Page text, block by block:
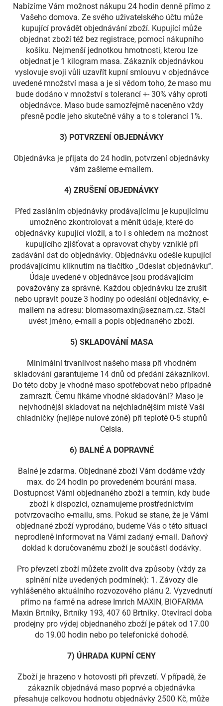
Nabízíme Vám možnost nákupu 24 hodin denně přímo z
Vašeho domova. Ze svého uživatelského účtu může
kupující provádět objednávání zboží. Kupující může
objednat zboží též bez registrace, pomocí nákupního
košíku. Nejmenší jednotkou hmotnosti, kterou lze
objednat je 1 kilogram masa. Zákazník objednávkou
vyslovuje svoji vůli uzavřít kupní smlouvu v objednávce
uvedené množství masa a je si vědom toho, že maso mu
bude dodáno v množství s tolerancí +- 30% váhy oproti
objednávce. Maso bude samozřejmě naceněno vždy
přesně podle jeho skutečné váhy a to s tolerancí 1%.
3) POTVRZENÍ OBJEDNÁVKY
Objednávka je přijata do 24 hodin, potvrzení objednávky
vám zašleme e-mailem.
4) ZRUŠENÍ OBJEDNÁVKY
Před zasláním objednávky prodávajícímu je kupujícímu
umožněno zkontrolovat a měnit údaje, které do
objednávky kupující vložil, a to i s ohledem na možnost
kupujícího zjišťovat a opravovat chyby vzniklé při
zadávání dat do objednávky. Objednávku odešle kupující
prodávajícímu kliknutím na tlačítko „Odeslat objednávku“.
Údaje uvedené v objednávce jsou prodávajícím
považovány za správné. Každou objednávku lze zrušit
nebo upravit pouze 3 hodiny po odeslání objednávky, e-
mailem na adresu: biomasomaxin@seznam.cz. Stačí
uvést jméno, e-mail a popis objednaného zboží.
5) SKLADOVÁNÍ MASA
Minimální trvanlivost našeho masa při vhodném
skladování garantujeme 14 dnů od předání zákazníkovi.
Do této doby je vhodné maso spotřebovat nebo případně
zamrazit. Čemu říkáme vhodné skladování? Maso je
nejvhodnější skladovat na nejchladnějším místě Vaší
chladničky (nejlépe nulové zóně) při teplotě 0-5 stupňů
Celsia.
6) BALNÉ A DOPRAVNÉ
Balné je zdarma. Objednané zboží Vám dodáme vždy
max. do 24 hodin po provedeném bourání masa.
Dostupnost Vámi objednaného zboží a termín, kdy bude
zboží k dispozici, oznamujeme prostřednictvím
potvrzovacího e-mailu, sms. Pokud se stane, že je Vámi
objednané zboží vyprodáno, budeme Vás o této situaci
neprodleně informovat na Vámi zadaný e-mail. Daňový
doklad k doručovanému zboží je součástí dodávky.
Pro převzetí zboží můžete zvolit dva způsoby (vždy za
splnění níže uvedených podmínek): 1. Závozy dle
vyhlášeného aktuálního rozvozového plánu 2. Vyzvednutí
přímo na farmě na adrese Imrich MAXIN, BIOFARMA
Maxin Brtníky, Brtníky 193, 407 60 Brtníky. Otevírací doba
prodejny pro výdej objednaného zboží je pátek od 17.00
do 19.00 hodin nebo po telefonické dohodě.
7) ÚHRADA KUPNÍ CENY
Zboží je hrazeno v hotovosti při převzetí. V případě, že
zákazník objednává maso poprvé a objednávka
přesahuje celkovou hodnotu objednávky 2500 Kč, může